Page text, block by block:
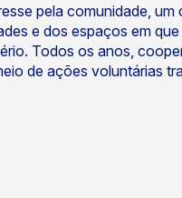
pela comunidade,
e dos espaços em
Todos os anos,
de ações voluntárias